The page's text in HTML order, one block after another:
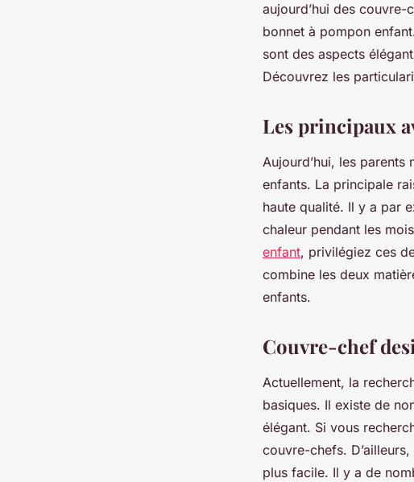
aujourd’hui des
bonnet à pompon
sont des aspects
Découvrez les
Les principaux
Aujourd’hui, les
enfants. La principale
haute qualité. Il y a par
chaleur pendant les
enfant, privilégiez ces
combine les deux
enfants.
Couvre-chef
Actuellement, la
basiques. Il existe de
élégant. Si vous
couvre-chefs.
plus facile. Il y a de